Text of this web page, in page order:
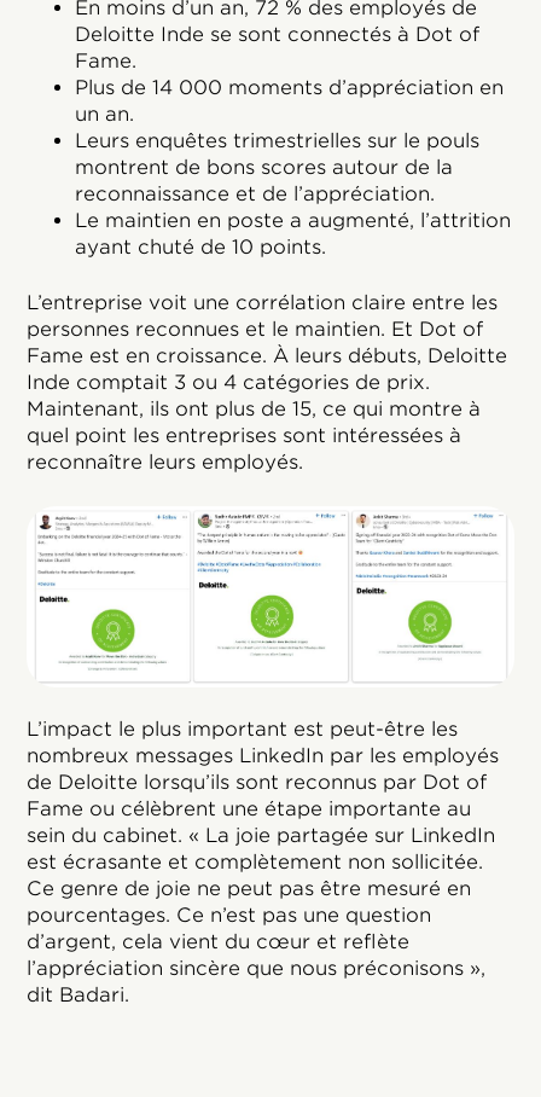
En moins d’un an, 72 % des employés de
Deloitte Inde se sont connectés à Dot of
Fame.
Plus de 14 000 moments d’appréciation en
un an.
Leurs enquêtes trimestrielles sur le pouls
montrent de bons scores autour de la
reconnaissance et de l’appréciation.
Le maintien en poste a augmenté, l’attrition
ayant chuté de 10 points.
L’entreprise voit une corrélation claire entre les
personnes reconnues et le maintien. Et Dot of
Fame est en croissance. À leurs débuts, Deloitte
Inde comptait 3 ou 4 catégories de prix.
Maintenant, ils ont plus de 15, ce qui montre à
quel point les entreprises sont intéressées à
reconnaître leurs employés.
L’impact le plus important est peut-être les
nombreux messages LinkedIn par les employés
de Deloitte lorsqu’ils sont reconnus par Dot of
Fame ou célèbrent une étape importante au
sein du cabinet. « La joie partagée sur LinkedIn
est écrasante et complètement non sollicitée.
Ce genre de joie ne peut pas être mesuré en
pourcentages. Ce n’est pas une question
d’argent, cela vient du cœur et reflète
l’appréciation sincère que nous préconisons »,
dit Badari.